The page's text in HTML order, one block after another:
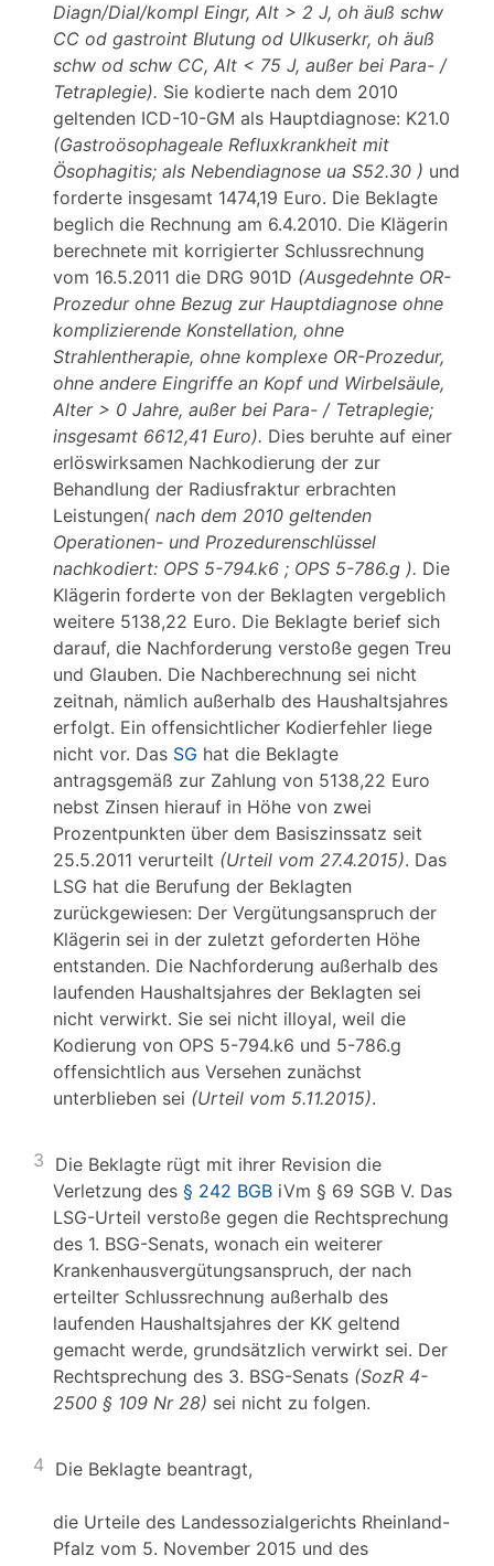
Diagn/Dial/kompl Eingr, Alt > 2 J, oh äuß schw
CC od gastroint Blutung od Ulkuserkr, oh äuß
schw od schw CC, Alt < 75 J, außer bei Para- /
Tetraplegie). Sie kodierte nach dem 2010
geltenden ICD-10-GM als Hauptdiagnose: K21.0
(Gastroösophageale Refluxkrankheit mit
Ösophagitis; als Nebendiagnose ua S52.30 ) und
forderte insgesamt 1474,19 Euro. Die Beklagte
beglich die Rechnung am 6.4.2010. Die Klägerin
berechnete mit korrigierter Schlussrechnung
vom 16.5.2011 die DRG 901D (Ausgedehnte OR-
Prozedur ohne Bezug zur Hauptdiagnose ohne
komplizierende Konstellation, ohne
Strahlentherapie, ohne komplexe OR-Prozedur,
ohne andere Eingriffe an Kopf und Wirbelsäule,
Alter > 0 Jahre, außer bei Para- / Tetraplegie;
insgesamt 6612,41 Euro). Dies beruhte auf einer
erlöswirksamen Nachkodierung der zur
Behandlung der Radiusfraktur erbrachten
Leistungen( nach dem 2010 geltenden
Operationen- und Prozedurenschlüssel
nachkodiert: OPS 5-794.k6 ; OPS 5-786.g ). Die
Klägerin forderte von der Beklagten vergeblich
weitere 5138,22 Euro. Die Beklagte berief sich
darauf, die Nachforderung verstoße gegen Treu
und Glauben. Die Nachberechnung sei nicht
zeitnah, nämlich außerhalb des Haushaltsjahres
erfolgt. Ein offensichtlicher Kodierfehler liege
nicht vor. Das SG hat die Beklagte
antragsgemäß zur Zahlung von 5138,22 Euro
nebst Zinsen hierauf in Höhe von zwei
Prozentpunkten über dem Basiszinssatz seit
25.5.2011 verurteilt (Urteil vom 27.4.2015). Das
LSG hat die Berufung der Beklagten
zurückgewiesen: Der Vergütungsanspruch der
Klägerin sei in der zuletzt geforderten Höhe
entstanden. Die Nachforderung außerhalb des
laufenden Haushaltsjahres der Beklagten sei
nicht verwirkt. Sie sei nicht illoyal, weil die
Kodierung von OPS 5-794.k6 und 5-786.g
offensichtlich aus Versehen zunächst
unterblieben sei (Urteil vom 5.11.2015).
3 Die Beklagte rügt mit ihrer Revision die
Verletzung des § 242 BGB iVm § 69 SGB V. Das
LSG-Urteil verstoße gegen die Rechtsprechung
des 1. BSG-Senats, wonach ein weiterer
Krankenhausvergütungsanspruch, der nach
erteilter Schlussrechnung außerhalb des
laufenden Haushaltsjahres der KK geltend
gemacht werde, grundsätzlich verwirkt sei. Der
Rechtsprechung des 3. BSG-Senats (SozR 4-
2500 § 109 Nr 28) sei nicht zu folgen.
4 Die Beklagte beantragt,
die Urteile des Landessozialgerichts Rheinland-
Pfalz vom 5. November 2015 und des